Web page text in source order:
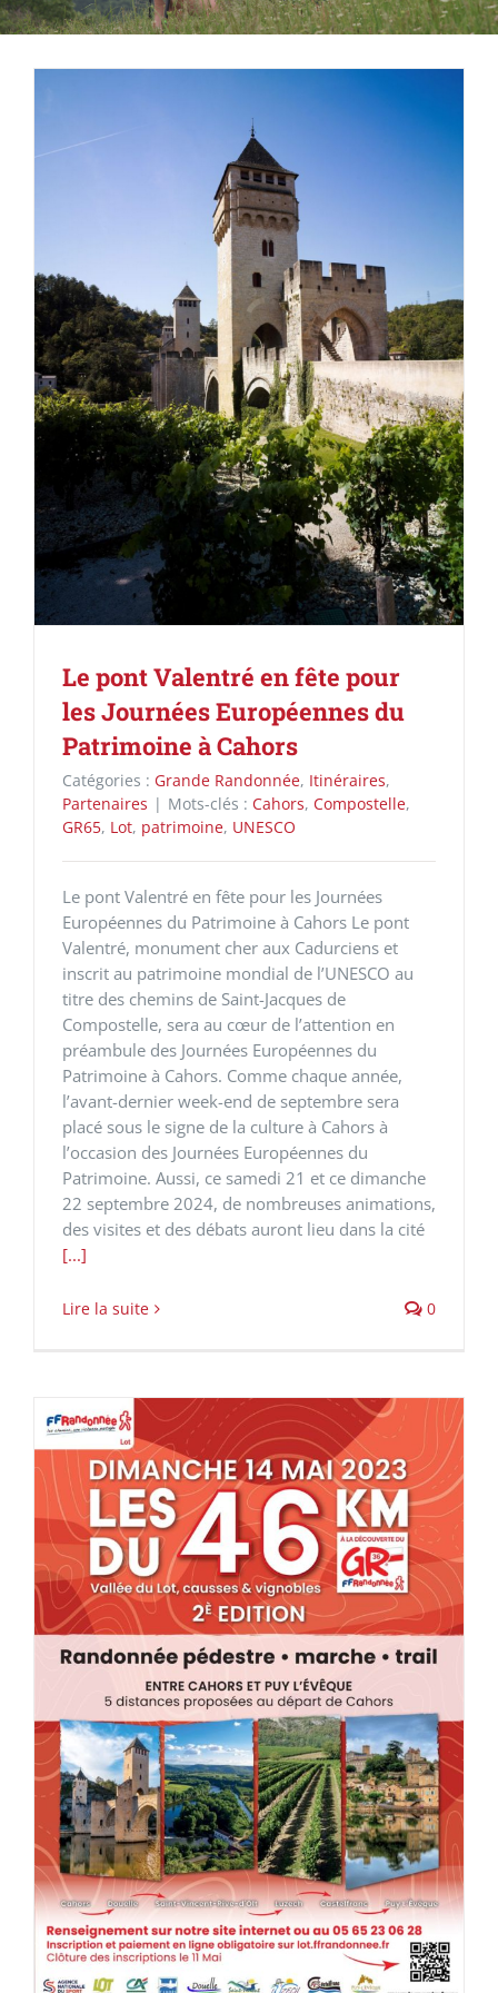
Le pont Valentré en fête pour
les Journées Européennes du
Patrimoine à Cahors
Catégories : Grande Randonnée, Itinéraires,
Partenaires | Mots-clés : Cahors, Compostelle,
GR65, Lot, patrimoine, UNESCO
Le pont Valentré en fête pour les Journées
Européennes du Patrimoine à Cahors Le pont
Valentré, monument cher aux Cadurciens et
inscrit au patrimoine mondial de l’UNESCO au
titre des chemins de Saint-Jacques de
Compostelle, sera au cœur de l’attention en
préambule des Journées Européennes du
Patrimoine à Cahors. Comme chaque année,
l’avant-dernier week-end de septembre sera
placé sous le signe de la culture à Cahors à
l’occasion des Journées Européennes du
Patrimoine. Aussi, ce samedi 21 et ce dimanche
22 septembre 2024, de nombreuses animations,
des visites et des débats auront lieu dans la cité
[...]
Lire la suite 0